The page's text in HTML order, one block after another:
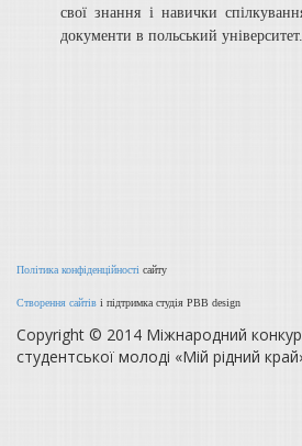
свої знання і навички
документи в польський університет.
Політика конфіденційності сайту
Створення сайтів і підтримка студія PBB design
Copyright © 2014 Міжнародний
студентської молоді «Мій рідний